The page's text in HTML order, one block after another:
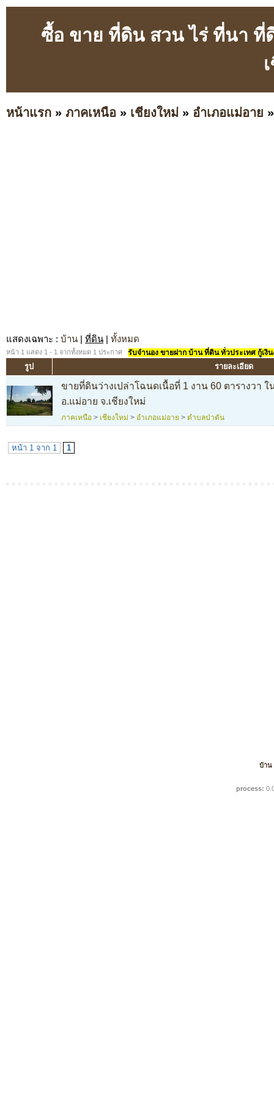
ซื้อ ขาย ที่ดิน สวน ไร่ ที่นา
หน้าแรก » ภาคเหนือ » เชียงใหม่ » อำเภอแม่อาย
แสดงเฉพาะ : บ้าน | ที่ดิน | ทั้งหมด
หน้า 1 แสดง 1 - 1 จากทั้งหมด 1 ประกาศ รับจำนอง ขายฝาก บ้าน ที่ดิน ทั่วประเทศ กู้เงิ
รูป รายละเอียด
ขายที่ดินว่างเปล่าโฉนดเนื้อที่ 1 งาน 60 ตารางวา ใ
อ.แม่อาย จ.เชียงใหม่
ภาคเหนือ > เชียงใหม่ > อำเภอแม่อาย > ตำบลป่าตัน
หน้า 1 จาก 1 1
บ้าน
process: